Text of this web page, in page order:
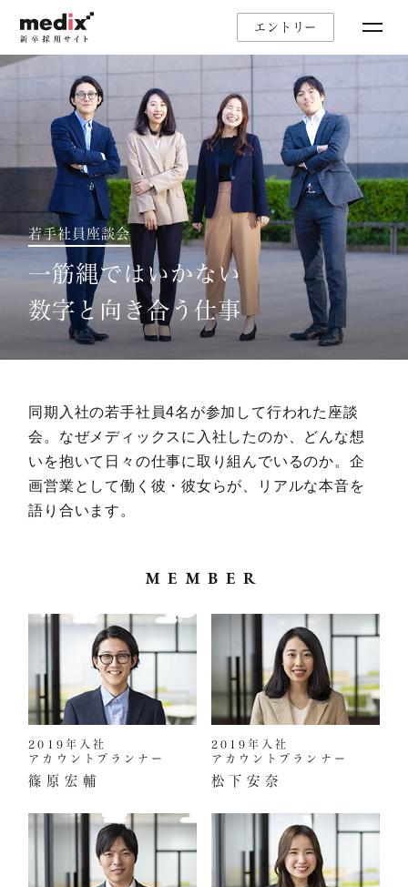
エントリー
若手社員座談会
一筋縄ではいかない
数字と向き合う仕事
同期入社の若手社員4名が参加して行われた座談
会。なぜメディックスに入社したのか、どんな想
いを抱いて日々の仕事に取り組んでいるのか。企
画営業として働く彼・彼女らが、リアルな本音を
語り合います。
MEMBER
2019年入社
アカウントプランナー
篠原宏輔
2019年入社
アカウントプランナー
松下安奈